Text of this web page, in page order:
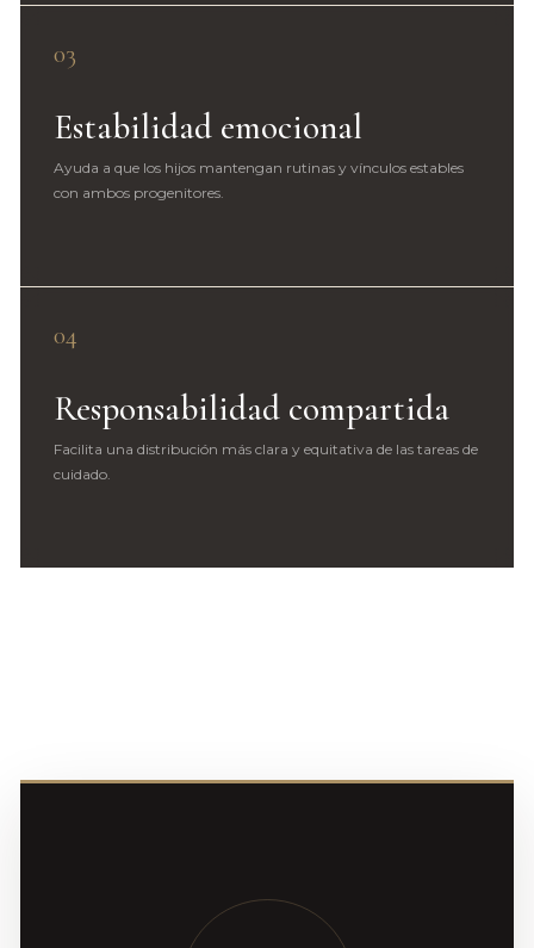
03
Estabilidad emocional
Ayuda a que los hijos mantengan rutinas y vínculos estables
con ambos progenitores.
04
Responsabilidad compartida
Facilita una distribución más clara y equitativa de las tareas de
cuidado.